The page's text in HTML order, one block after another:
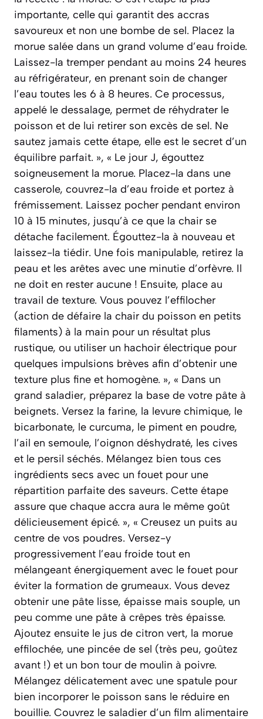
importante, celle qui garantit des accras
savoureux et non une bombe de sel. Placez la
morue salée dans un grand volume d’eau froide.
Laissez-la tremper pendant au moins 24 heures
au réfrigérateur, en prenant soin de changer
l’eau toutes les 6 à 8 heures. Ce processus,
appelé le dessalage, permet de réhydrater le
poisson et de lui retirer son excès de sel. Ne
sautez jamais cette étape, elle est le secret d’un
équilibre parfait. », « Le jour J, égouttez
soigneusement la morue. Placez-la dans une
casserole, couvrez-la d’eau froide et portez à
frémissement. Laissez pocher pendant environ
10 à 15 minutes, jusqu’à ce que la chair se
détache facilement. Égouttez-la à nouveau et
laissez-la tiédir. Une fois manipulable, retirez la
peau et les arêtes avec une minutie d’orfèvre. Il
ne doit en rester aucune ! Ensuite, place au
travail de texture. Vous pouvez l’effilocher
(action de défaire la chair du poisson en petits
filaments) à la main pour un résultat plus
rustique, ou utiliser un hachoir électrique pour
quelques impulsions brèves afin d’obtenir une
texture plus fine et homogène. », « Dans un
grand saladier, préparez la base de votre pâte à
beignets. Versez la farine, la levure chimique, le
bicarbonate, le curcuma, le piment en poudre,
l’ail en semoule, l’oignon déshydraté, les cives
et le persil séchés. Mélangez bien tous ces
ingrédients secs avec un fouet pour une
répartition parfaite des saveurs. Cette étape
assure que chaque accra aura le même goût
délicieusement épicé. », « Creusez un puits au
centre de vos poudres. Versez-y
progressivement l’eau froide tout en
mélangeant énergiquement avec le fouet pour
éviter la formation de grumeaux. Vous devez
obtenir une pâte lisse, épaisse mais souple, un
peu comme une pâte à crêpes très épaisse.
Ajoutez ensuite le jus de citron vert, la morue
effilochée, une pincée de sel (très peu, goûtez
avant !) et un bon tour de moulin à poivre.
Mélangez délicatement avec une spatule pour
bien incorporer le poisson sans le réduire en
bouillie. Couvrez le saladier d’un film alimentaire